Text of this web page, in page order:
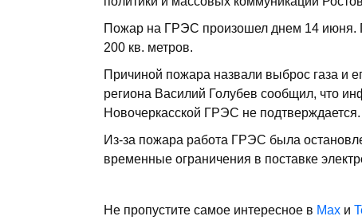
Пожар на ГРЭС произошел днем 14 июня.
200 кв. метров.
Причиной пожара назвали выброс газа и
региона Василий Голубев сообщил, что
Новочеркасской ГРЭС не подтверждается.
Из-за пожара работа ГРЭС была
временные ограничения в поставке
Не пропустите самое интересное в Max и